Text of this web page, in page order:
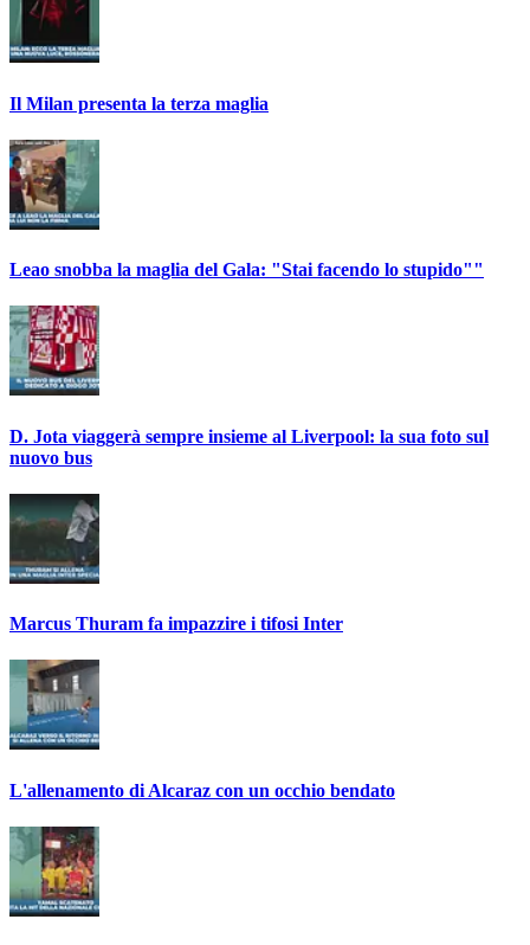
Il Milan presenta la terza maglia
Leao snobba la maglia del Gala: "Stai facendo lo stupido""
D. Jota viaggerà sempre insieme al Liverpool: la sua foto sul
nuovo bus
Marcus Thuram fa impazzire i tifosi Inter
L'allenamento di Alcaraz con un occhio bendato